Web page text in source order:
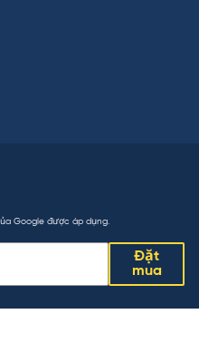
Google được áp dụng.
Đặt
mua